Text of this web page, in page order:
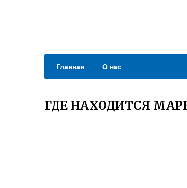
Главная О нас
ГДЕ НАХОДИТСЯ